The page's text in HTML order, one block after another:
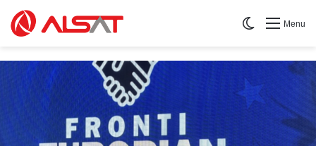
Menu
Switch skin